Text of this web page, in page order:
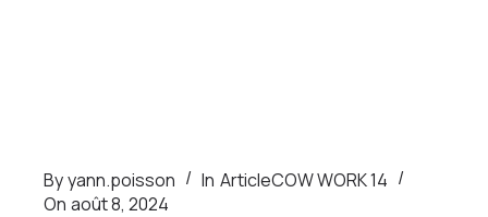
Byyann.poisson In ArticleCOW WORK 14
On août 8, 2024